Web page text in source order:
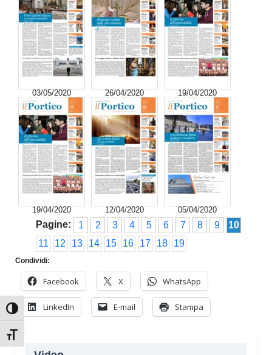
Attiva/disattiva alto contrasto
Attiva/disattiva dimensione testo
03/05/2020 26/04/2020 19/04/2020
19/04/2020 12/04/2020 05/04/2020
Pagine: 1 2 3 4 5 6 7 8 9
10
11
12 13 14 15 16 17 18 19
Condividi:
Facebook X WhatsApp
LinkedIn E-mail Stampa